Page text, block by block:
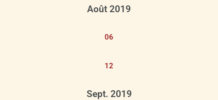
Août 2019
06
12
Sept. 2019